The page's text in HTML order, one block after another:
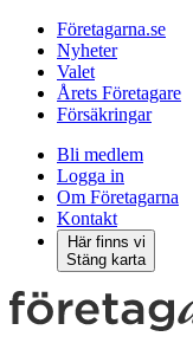
Företagarna.se
Nyheter
Valet
Årets Företagare
Försäkringar
Bli medlem
Logga in
Om Företagarna
Kontakt
Här finns vi
Stäng karta